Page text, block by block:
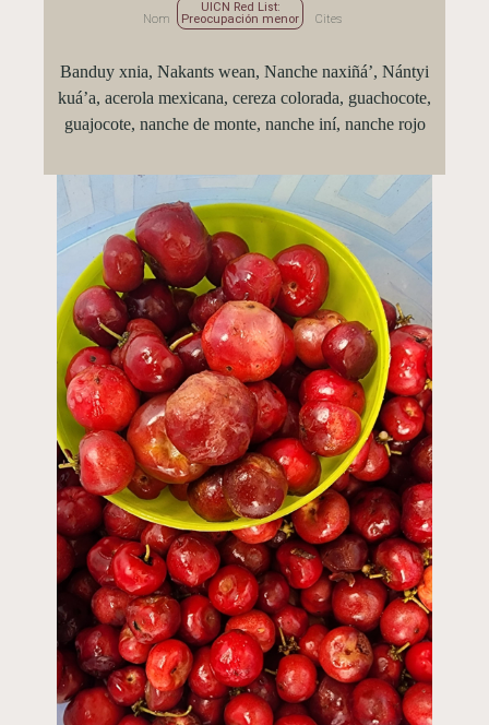
Nom
UICN Red List:
Preocupación menor
Cites
Banduy xnia, Nakants wean, Nanche naxiñá’, Nántyi
kuá’a, acerola mexicana, cereza colorada, guachocote,
guajocote, nanche de monte, nanche iní, nanche rojo